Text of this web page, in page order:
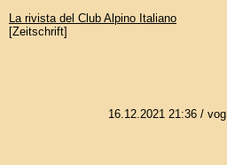
La rivista del Club Alpino Italiano
[Zeitschrift]
16.12.2021 21:36/ vog